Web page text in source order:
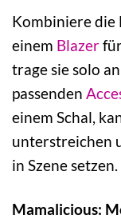
Kombiniere die
einem Blazer
trage sie solo
passenden
einem Schal,
unterstreichen
in Szene setzen.
Mamalicious: